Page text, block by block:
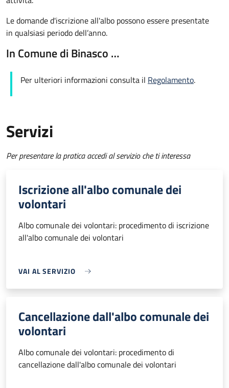
Le domande d'iscrizione all'albo possono essere presentate
in qualsiasi periodo dell’anno.
In Comune di Binasco …
Per ulteriori informazioni consulta il Regolamento.
Servizi
Per presentare la pratica accedi al servizio che ti interessa
Iscrizione all'albo comunale dei
volontari
Albo comunale dei volontari: procedimento di iscrizione
all'albo comunale dei volontari
VAI AL SERVIZIO
Cancellazione dall'albo comunale dei
volontari
Albo comunale dei volontari: procedimento di
cancellazione dall'albo comunale dei volontari